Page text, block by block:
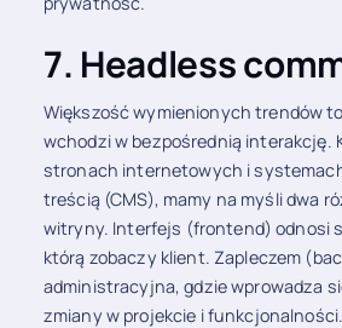
7. Headless
Większość wymienionych trendów
wchodzi w bezpośrednią interakcję.
stronach internetowych i
treścią (CMS), mamy na myśli dwa
witryny. Interfejs (frontend) odnosi
którą zobaczy klient. Zapleczem
administracyjna, gdzie wprowadza
zmiany w projekcie i funkcjonalności.